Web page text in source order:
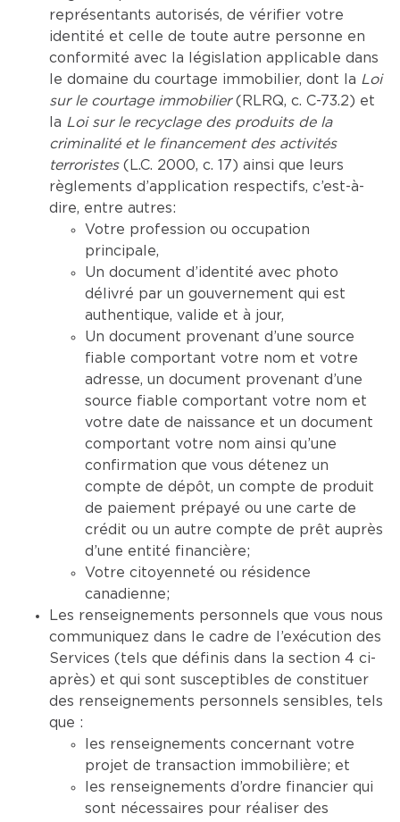
représentants autorisés, de vérifier votre
identité et celle de toute autre personne en
conformité avec la législation applicable dans
le domaine du courtage immobilier, dont la Loi
sur le courtage immobilier(RLRQ, c. C-73.2) et
la Loi sur le recyclage des produits de la
criminalité et le financement des activités
terroristes(L.C. 2000, c. 17) ainsi que leurs
règlements d’application respectifs, c’est-à-
dire, entre autres:
Votre profession ou occupation
principale,
Un document d’identité avec photo
délivré par un gouvernement qui est
authentique, valide et à jour,
Un document provenant d’une source
fiable comportant votre nom et votre
adresse, un document provenant d’une
source fiable comportant votre nom et
votre date de naissance et un document
comportant votre nom ainsi qu’une
confirmation que vous détenez un
compte de dépôt, un compte de produit
de paiement prépayé ou une carte de
crédit ou un autre compte de prêt auprès
d’une entité financière;
Votre citoyenneté ou résidence
canadienne;
Les renseignements personnels que vous nous
communiquez dans le cadre de l’exécution des
Services (tels que définis dans la section 4 ci-
après) et qui sont susceptibles de constituer
des renseignements personnels sensibles, tels
que :
les renseignements concernant votre
projet de transaction immobilière; et
les renseignements d’ordre financier qui
sont nécessaires pour réaliser des